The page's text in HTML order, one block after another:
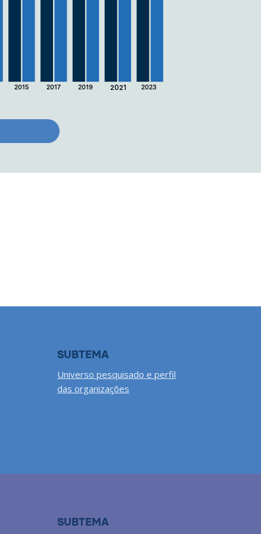
2015 2017 2019 2021 2023
SUBTEMA
Universo pesquisado e perfil
das organizações
SUBTEMA